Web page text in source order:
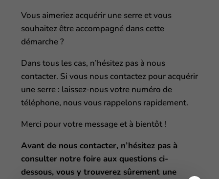
Vous aimeriez acquérir une serre et vous
souhaitez être accompagné dans cette
démarche ?
Dans tous les cas, n’hésitez pas à nous
contacter. Si vous nous contactez pour acquérir
une serre : laissez-nous votre numéro de
téléphone, nous vous rappelons rapidement.
Merci pour votre message et à bientôt !
Avant de nous contacter, n’hésitez pas à
consulter notre foire aux questions ci-
dessous, vous y trouverez sûrement une